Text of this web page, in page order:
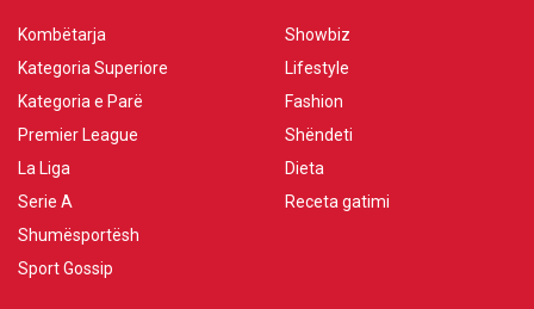
Kombëtarja
Kategoria Superiore
Kategoria e Parë
Premier League
La Liga
Serie A
Shumësportësh
Sport Gossip
Showbiz
Lifestyle
Fashion
Shëndeti
Dieta
Receta gatimi